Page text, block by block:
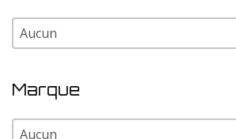
Pays
Pays
Marque
Marque
Marque